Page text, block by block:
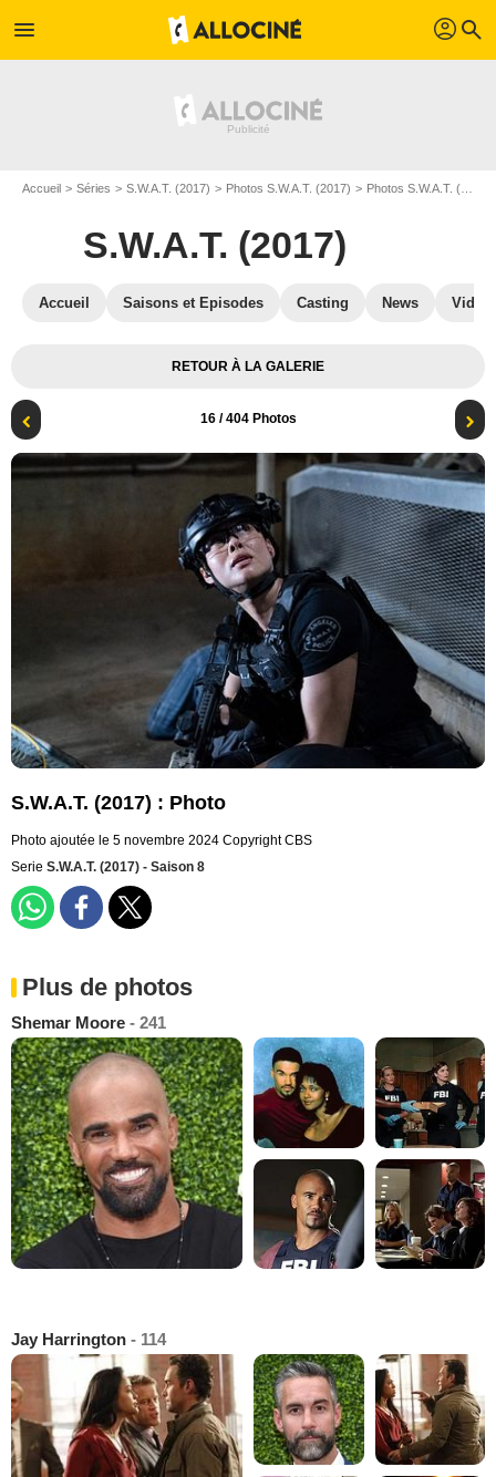
menu profil search
Accueil Séries S.W.A.T. (2017) Photos S.W.A.T. (2017) Photos S.W.A.T. (2017) S08
S.W.A.T. (2017)
Accueil Saisons et Episodes Casting News
RETOUR À LA GALERIE
16/ 404 Photos
S.W.A.T. (2017) : Photo
Photo ajoutée le 5 novembre 2024 Copyright CBS
Serie S.W.A.T. (2017) - Saison 8
Plus de photos
Shemar Moore - 241
Jay Harrington - 114